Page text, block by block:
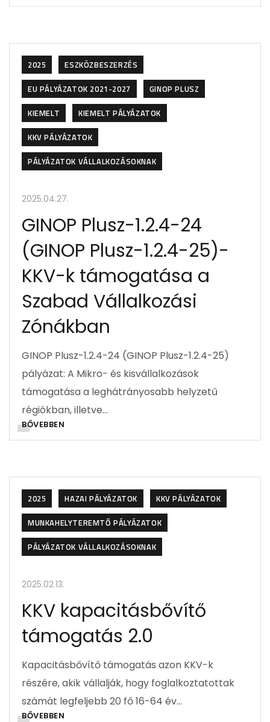
2025
ESZKÖZBESZERZÉS
EU PÁLYÁZATOK 2021-2027
GINOP PLUSZ
KIEMELT
KIEMELT PÁLYÁZATOK
KKV PÁLYÁZATOK
PÁLYÁZATOK VÁLLALKOZÁSOKNAK
2025.04.27.
GINOP Plusz-1.2.4-24
(GINOP Plusz-1.2.4-25)-
KKV-k támogatása a
Szabad Vállalkozási
Zónákban
GINOP Plusz-1.2.4-24 (GINOP Plusz-1.2.4-25)
pályázat: A Mikro- és kisvállalkozások
támogatása a leghátrányosabb helyzetű
régiókban, illetve…
BŐVEBBEN
2025 HAZAI PÁLYÁZATOK
KKV PÁLYÁZATOK
MUNKAHELYTEREMTŐ PÁLYÁZATOK
PÁLYÁZATOK VÁLLALKOZÁSOKNAK
2025.02.13.
KKV kapacitásbővítő
támogatás 2.0
Kapacitásbővítő támogatás azon KKV-k
részére, akik vállalják, hogy foglalkoztatottak
számát legfeljebb 20 fő 16-64 év…
BŐVEBBEN